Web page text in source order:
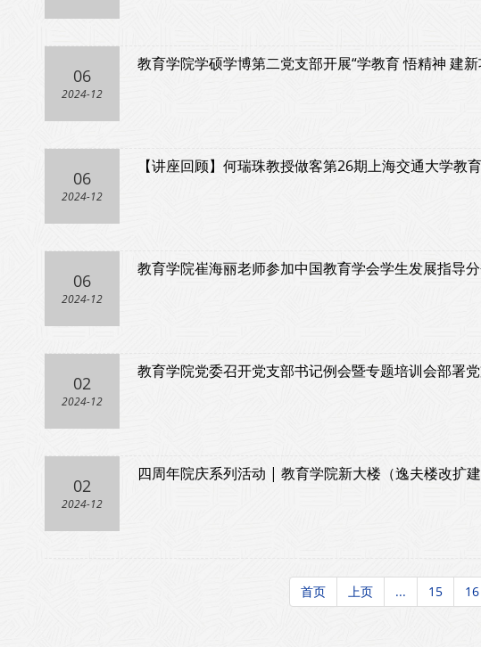
06
2024-12
教育学院学硕学博第二党支部开展“学教育 悟精神 建
06
2024-12
【讲座回顾】何瑞珠教授做客第26期上海交通大学教
06
2024-12
教育学院崔海丽老师参加中国教育学会学生发展指导
02
2024-12
教育学院党委召开党支部书记例会暨专题培训会部署
02
2024-12
四周年院庆系列活动 | 教育学院新大楼（逸夫楼改扩
首页 上页 ... 15 16